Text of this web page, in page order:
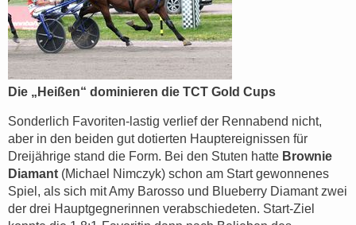
Die „Heißen“ dominieren die TCT Gold Cups
Sonderlich Favoriten-lastig verlief der Rennabend nicht,
aber in den beiden gut dotierten Hauptereignissen für
Dreijährige stand die Form. Bei den Stuten hatte Brownie
Diamant (Michael Nimczyk) schon am Start gewonnenes
Spiel, als sich mit Amy Barosso und Blueberry Diamant zwei
der drei Hauptgegnerinnen verabschiedeten. Start-Ziel